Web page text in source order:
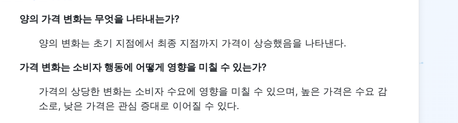
양의 가격 변화는 무엇을 나타내는가?
양의 변화는 초기 지점에서 최종 지점까지 가격이 상승했음을 나타낸다.
가격 변화는 소비자 행동에 어떻게 영향을 미칠 수 있는가?
가격의 상당한 변화는 소비자 수요에 영향을 미칠 수 있으며, 높은 가격은 수요 감
소로, 낮은 가격은 관심 증대로 이어질 수 있다.